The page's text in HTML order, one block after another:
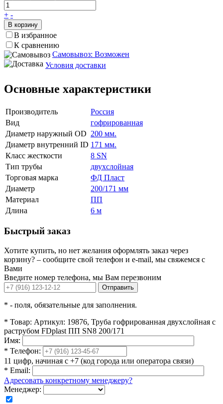
+ -
В корзину
В избранное
К сравнению
Самовывоз: Возможен
Условия доставки
Основные характеристики
Производитель
Россия
Вид
гофрированная
Диаметр наружный OD 200 мм.
Диаметр внутренний ID 171 мм.
Класс жесткости
8 SN
Тип трубы
двухслойная
Торговая марка
ФД Пласт
Диаметр
200/171 мм
Материал
ПП
Длина
6 м
Быстрый заказ
Хотите купить, но нет желания оформлять заказ через
корзину? – сообщите свой телефон и e-mail, мы свяжемся с
Вами
Введите номер телефона, мы Вам перезвоним
Отправить
* - поля, обязательные для заполнения.
* Товар: Артикул: 19876, Труба гофрированная двухслойная с
раструбом FDplast ПП SN8 200/171
Имя:
* Телефон:
11 цифр, начиная с +7 (код города или оператора связи)
* Email:
Адресовать конкретному менеджеру?
Менеджер: